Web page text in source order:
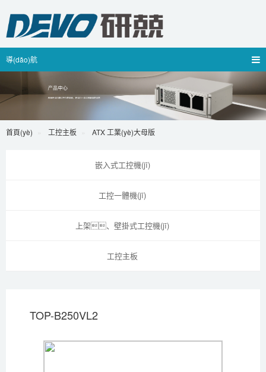
導(dǎo)航
首頁(yè) 工控主板 ATX 工業(yè)大母版
嵌入式工控機(jī)
工控一體機(jī)
上架、壁掛式工控機(jī)
工控主板
TOP-B250VL2